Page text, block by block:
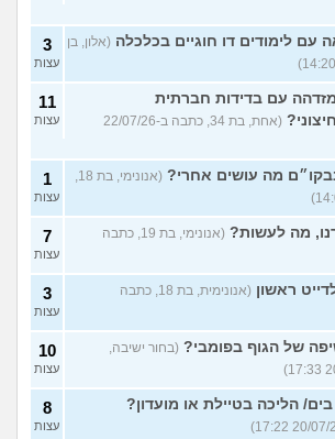
עם לימודים דו חוגיים בכלכלה (אלון, בן
3
עצות
עם בדידות חברתית
(אחת, בת 34, כתבה ב-22/07/26
11
עצות
מה עושים אחרי?
(אנונימי, בת 18,
1
עצות
מה לעשות?
(אנונימי, בת 19, כתבה
7
עצות
ראשון
(אנונימית, בת 18, כתבה
3
עצות
של הגוף בפומבי? (בחור ישיבה,
10
עצות
הליכה בטיילת או מועדון? 8
עצות